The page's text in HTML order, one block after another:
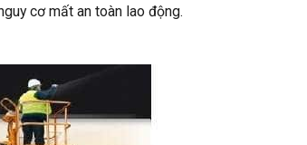
cơ mất an toàn lao động.